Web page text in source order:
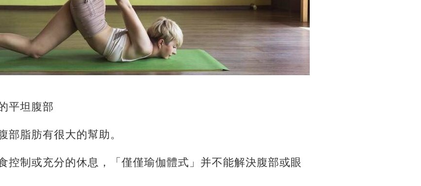
平坦腹部
部脂肪有很大的幫助。
控制或充分的休息，「僅僅瑜伽體式」并不能解決腹部或眼